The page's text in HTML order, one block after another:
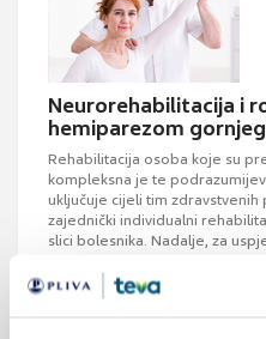
Neurorehabilitacija i
hemiparezom
Rehabilitacija osoba koje su
kompleksna je te
uključuje cijeli tim
zajednički individualni
slici bolesnika. Nadalje, za
tima.